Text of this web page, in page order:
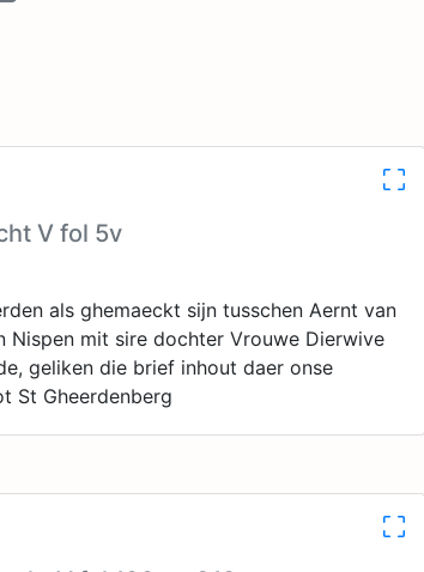
V fol 5v
als ghemaeckt sijn tusschen Aernt van
Nispen mit sire dochter Vrouwe Dierwive
geliken die brief inhout daer onse
St Gheerdenberg